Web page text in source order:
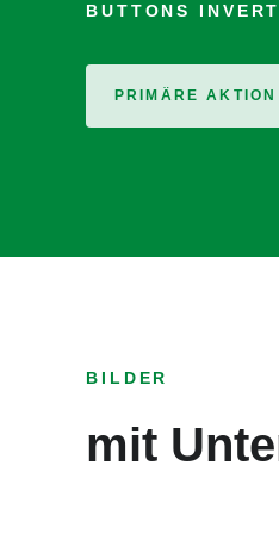
BUTTONS
PRIMÄRE AKTION
BILDER
mit